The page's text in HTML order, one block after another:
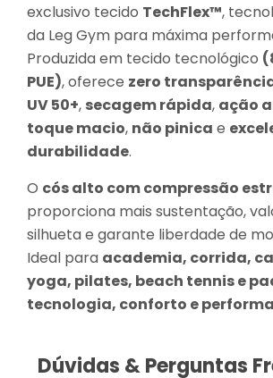
exclusivo tecido TechFlex™,
da Leg Gym para máxima
Produzida em tecido tecnológico
PUE), oferece zero
UV 50+, secagem rápida, ação
toque macio, não pinica e
durabilidade.
O cós alto com compressão
proporciona mais sustentação,
silhueta e garante liberdade de
Ideal para academia, corrida,
yoga, pilates, beach tennis e
tecnologia, conforto e
Dúvidas & Perguntas